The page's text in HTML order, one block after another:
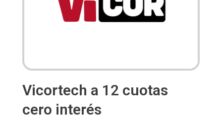
Vicortech a 12 cuotas
cero interés